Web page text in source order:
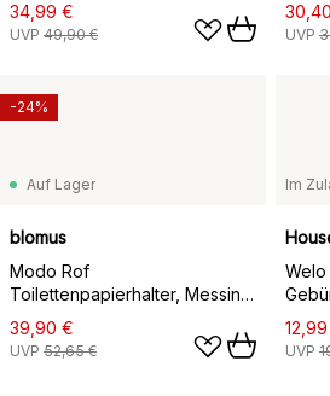
34,99 €
UVP 49,90 € UVP
Auf Lager
blomus
Modo Rof
Toilettenpapierhalter, Messing,
9x13 cm
39,90 €
UVP 52,65 €
-24%
Im
Welo
UVP